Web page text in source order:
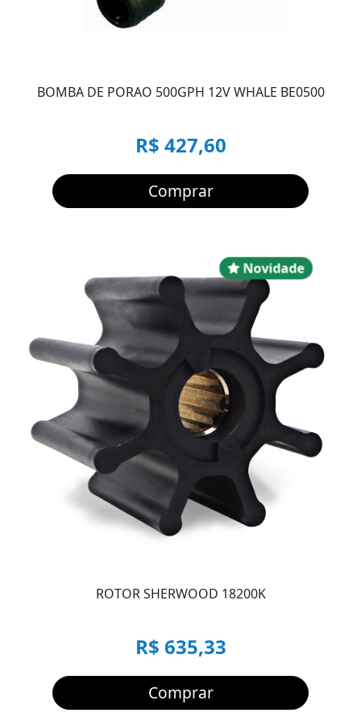
BOMBA DE PORAO 500GPH 12V WHALE BE0500
R$ 427,60
Comprar
Novidade
ROTOR SHERWOOD 18200K
R$ 635,33
Comprar